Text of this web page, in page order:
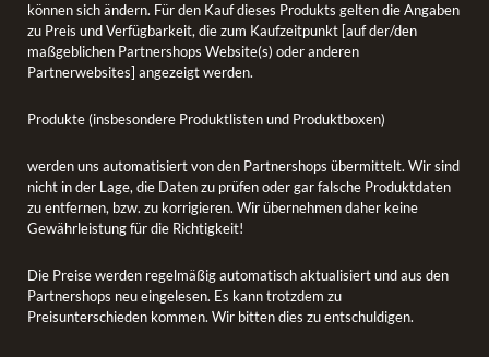
können sich ändern. Für den Kauf dieses Produkts gelten die Angaben
zu Preis und Verfügbarkeit, die zum Kaufzeitpunkt [auf der/den
maßgeblichen Partnershops Website(s) oder anderen
Partnerwebsites] angezeigt werden.
Produkte (insbesondere Produktlisten und Produktboxen)
werden uns automatisiert von den Partnershops übermittelt. Wir sind
nicht in der Lage, die Daten zu prüfen oder gar falsche Produktdaten
zu entfernen, bzw. zu korrigieren. Wir übernehmen daher keine
Gewährleistung für die Richtigkeit!
Die Preise werden regelmäßig automatisch aktualisiert und aus den
Partnershops neu eingelesen. Es kann trotzdem zu
Preisunterschieden kommen. Wir bitten dies zu entschuldigen.